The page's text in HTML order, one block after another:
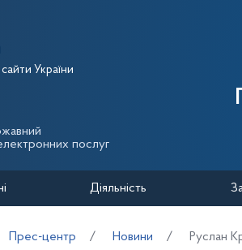
сторінка
України
послуг
Діяльність
Прес-центр Новини Руслан